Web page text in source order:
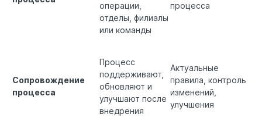
операции,
отделы, филиалы
или команды
процесса
Сопровождение
процесса
Процесс
поддерживают,
обновляют и
улучшают после
внедрения
Актуальные
правила, контроль
изменений,
улучшения